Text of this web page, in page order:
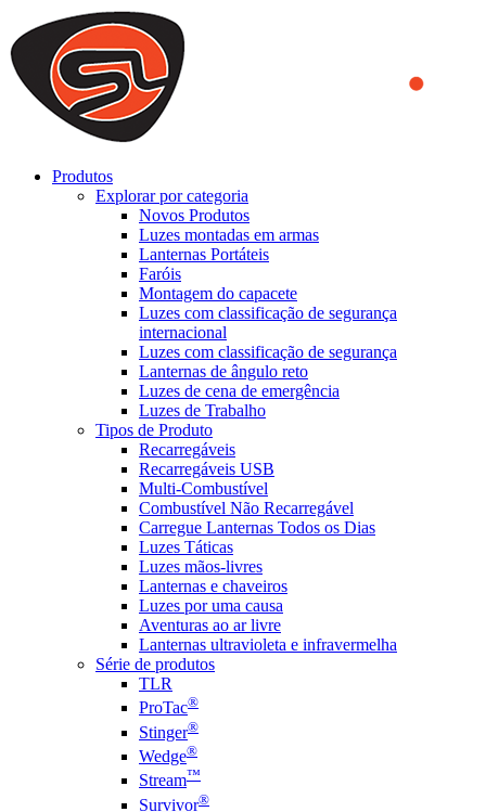
We use cookies to ensure that we provide you the best experience
on our website. By continuing to browse this website, you accept
that cookies are used to help us analyze how the website is used and
to offer you a better experience. To learn more or to find out how
you can disable cookies, you can access our
Produtos
Explorar por categoria
Novos Produtos
Luzes montadas em armas
Lanternas Portáteis
Faróis
Montagem do capacete
Luzes com classificação de segurança
internacional
Luzes com classificação de segurança
Lanternas de ângulo reto
Luzes de cena de emergência
Luzes de Trabalho
Tipos de Produto
Recarregáveis
Recarregáveis USB
Multi-Combustível
Combustível Não Recarregável
Carregue Lanternas Todos os Dias
Luzes Táticas
Luzes mãos-livres
Lanternas e chaveiros
Luzes por uma causa
Aventuras ao ar livre
Lanternas ultravioleta e infravermelha
Série de produtos
TLR
ProTac®
Stinger®
Wedge®
Stream™
Survivor®